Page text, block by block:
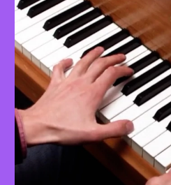
Die Ankunft der
Klavier
Profi
mit Jacob